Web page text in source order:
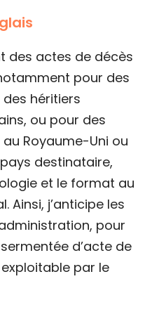
des actes de décès
pour des
héritiers
ou pour des
Royaume-Uni ou
destinataire,
et le format au
Ainsi, j’anticipe les
pour
d’acte de
par le